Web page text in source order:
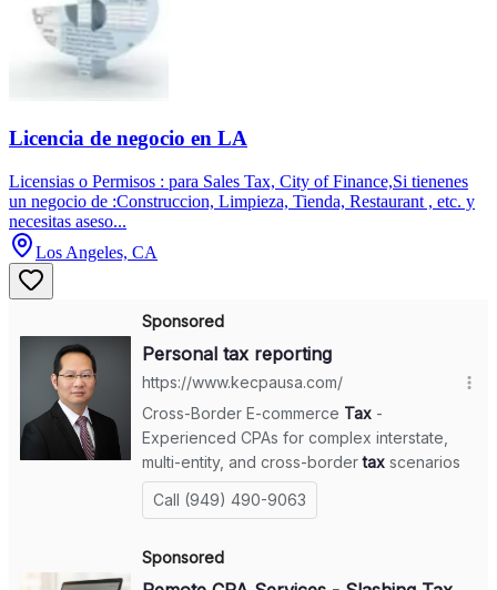
Licencia de negocio en LA
Licensias o Permisos : para Sales Tax, City of Finance,Si tienenes
un negocio de :Construccion, Limpieza, Tienda, Restaurant , etc. y
necesitas aseso...
Los Angeles, CA